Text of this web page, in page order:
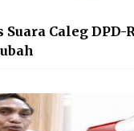
Caleg DPD-